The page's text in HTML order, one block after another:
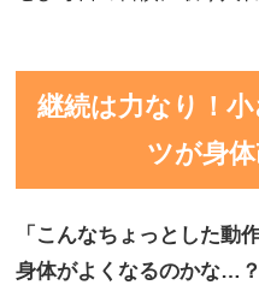
継続は力なり！
ツが身
「こんなちょっとした動
身体がよくなるのかな…